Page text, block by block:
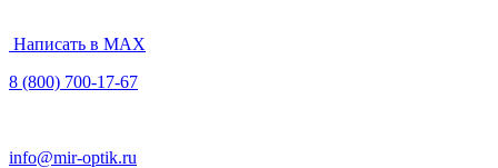
Написать в MAX
8 (800) 700-17-67
info@mir-optik.ru